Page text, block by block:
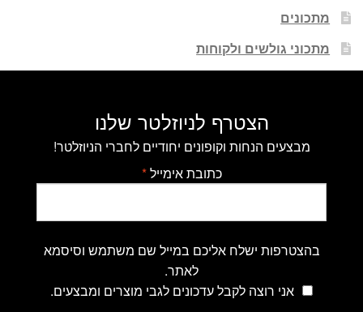
מתכונים
מתכוני גולשים ולקוחות
הצטרף לניוזלטר שלנו
מבצעים הנחות וקופונים יחודיים לחברי הניוזלטר!
כתובת אימייל*
בהצטרפות ישלח אליכם במייל שם משתמש וסיסמא
לאתר.
אני רוצה לקבל עדכונים לגבי מוצרים ומבצעים.